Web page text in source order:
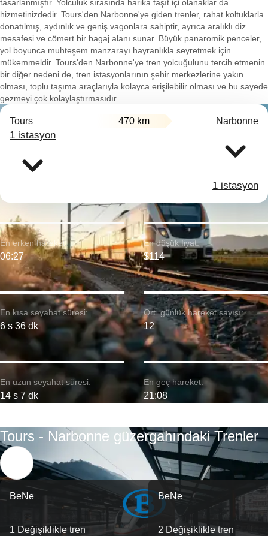
tasarlanmıştır. Yolculuk sırasında harika taşıt içi olanaklar da
hizmetinizdedir. Tours'den Narbonne'ye giden trenler, rahat koltuklarla
donatılmış, aydınlık ve geniş vagonlara sahiptir, ayrıca aralıklı diz
mesafesi ve cömert bir bagaj alanı sunar. Büyük panaromik penceler,
yol boyunca muhteşem manzarayı hayranlıkla seyretmek için
mükemmeldir. Tours'den Narbonne'ye tren yolcuğulunu tercih etmenin
bir diğer nedeni de, tren istasyonlarının şehir merkezlerine yakın
olması, toplu taşıma araçlarıyla kolayca erişilebilir olması ve bu sayede
gezmeyi çok kolaylaştırmasıdır.
Tours 470 km Narbonne
1 istasyon
1 istasyon
En kısa seyahat süresi:
6 s 36 dk
En erken hareket:
06:27
En uzun seyahat süresi:
14 s 7 dk
En düşük fiyat:
$114
Ort. günlük hareket sayısı:
12
En geç hareket:
21:08
Tours - Narbonne güzergahındaki Trenler
BeNe
1 Değişiklikle tren
BeNe
2 Değişiklikle tren